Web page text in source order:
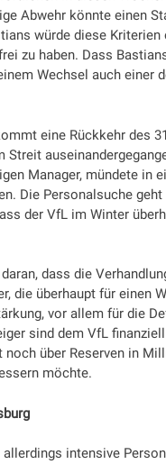
Abwehr könnte einen
würde diese
zu haben. Dass
Wechsel auch einer
eine Rückkehr des
Streit
Manager, mündete in
Die Personalsuche
der VfL im Winter
dass die
die überhaupt für einen
vor allem für die
sind dem VfL
noch über Reserven in
möchte.
intensive